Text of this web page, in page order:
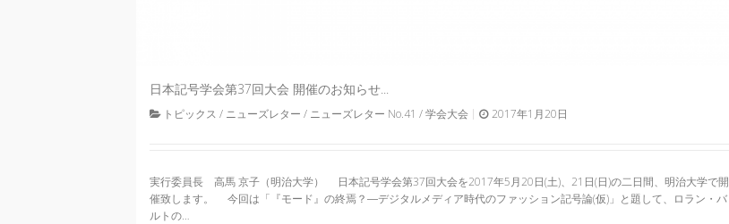
日本記号学会第37回大会 開催のお知らせ...
トピックス / ニューズレター / ニューズレター No.41 /学会大会 2017年1月20日
実行委員長 高馬 京子（明治大学） 日本記号学会第37回大会を2017年5月20日(土)、21日(日)の二日間、明治大学で開
催致します。 今回は「『モード』の終焉？―デジタルメディア時代のファッション記号論(仮)」と題して、ロラン・バ
ルトの…